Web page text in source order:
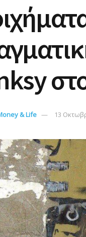
& Life 13